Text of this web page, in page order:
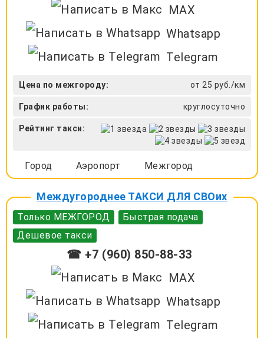
MAX
Whatsapp
Telegram
Цена по межгороду: от 25 руб./км
График работы: круглосуточно
Рейтинг такси:
Город Аэропорт Межгород
Междугороднее ТАКСИ ДЛЯ СВОих
Только МЕЖГОРОД
Быстрая подача
Дешевое такси
☎ +7 (960) 850-88-33
MAX
Whatsapp
Telegram